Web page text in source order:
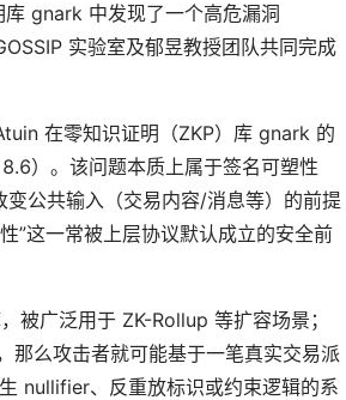
gnark 中发现了一个高危漏洞
实验室及郁昱教授团队共同完成
在零知识证明（ZKP）库 gnark 的
）。该问题本质上属于签名可塑性
公共输入（交易内容/消息等）的前提
”这一常被上层协议默认成立的安全前
被广泛用于 ZK-Rollup 等扩容场景；
那么攻击者就可能基于一笔真实交易派
nullifier、反重放标识或约束逻辑的系